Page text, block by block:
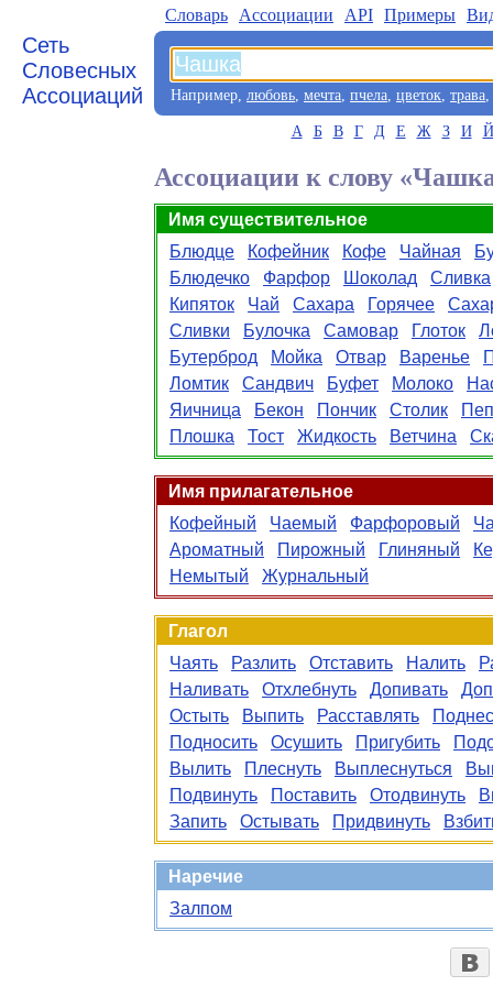
Сеть
Словесных
Ассоциаций
Словарь Aссоциации API Примеры
Например, любовь, мечта, пчела, цветок, трава,
А Б В Г Д Е Ж З И Й
Ассоциации к слову
Имя существительное
Блюдце
Кофейник Кофе Чайная
Блюдечко
Фарфор Шоколад
Сливка
Кипяток
Чай Сахара Горячее
Сливки
Булочка Самовар Глоток
Бутерброд
Мойка Отвар Варенье
Ломтик
Сандвич Буфет Молоко
Яичница
Бекон Пончик Столик
Плошка
Тост Жидкость Ветчина
Имя прилагательное
Кофейный
Чаемый Фарфоровый
Ароматный
Пирожный Глиняный
Немытый
Журнальный
Глагол
Чаять
Разлить Отставить Налить
Наливать
Отхлебнуть Допивать
Остыть
Выпить Расставлять
Подносить
Осушить Пригубить
Вылить
Плеснуть Выплеснуться
Подвинуть
Поставить Отодвинуть
Запить
Остывать Придвинуть
Наречие
Залпом